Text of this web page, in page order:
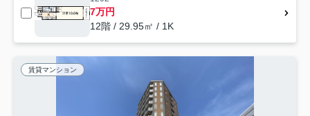
7万円
12階 / 29.95㎡ / 1K
賃貸マンション